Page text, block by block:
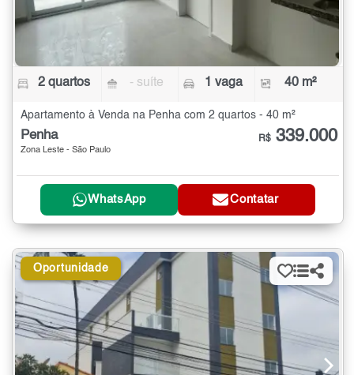
2 quartos - suíte 1 vaga 40 m²
Apartamento à Venda na Penha com 2 quartos - 40 m²
Penha
Zona Leste - São Paulo
R$ 339.000
WhatsApp Contatar
Oportunidade